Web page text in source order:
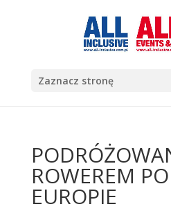
Zaznacz stronę
ROWEREM
EUROPIE